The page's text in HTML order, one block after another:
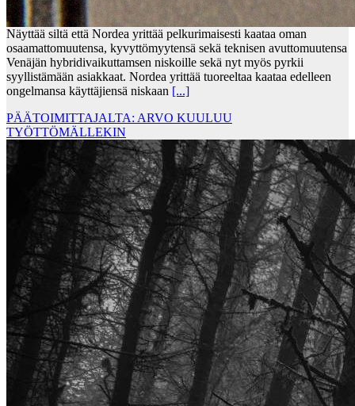
Näyttää siltä että Nordea yrittää pelkurimaisesti kaataa oman
osaamattomuutensa, kyvyttömyytensä sekä teknisen avuttomuutensa
Venäjän hybridivaikuttamsen niskoille sekä nyt myös pyrkii
syyllistämään asiakkaat. Nordea yrittää tuoreeltaa kaataa edelleen
ongelmansa käyttäjiensä niskaan [...]
PÄÄTOIMITTAJALTA: ARVO KUULUU
TYÖTTÖMÄLLEKIN